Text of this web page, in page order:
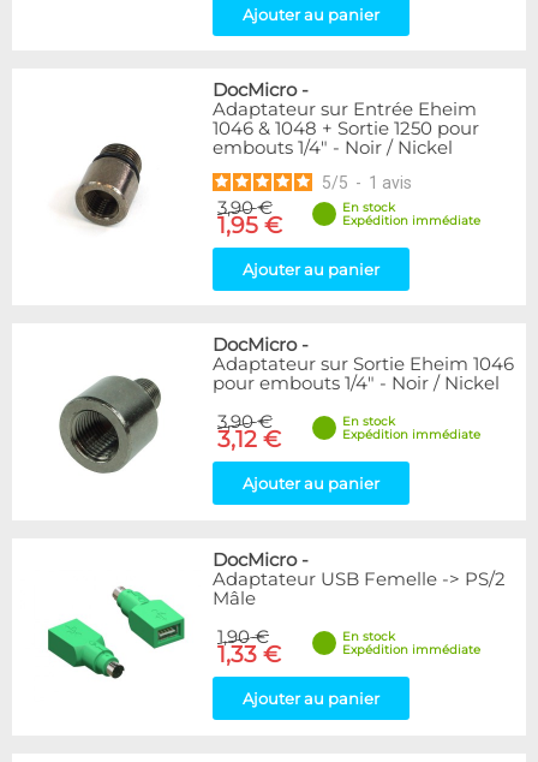
Ajouter au panier
DocMicro-
Adaptateur sur Entrée Eheim
1046 & 1048 + Sortie 1250 pour
embouts 1/4" - Noir / Nickel
5/5 - 1 avis
3,90 €
1,95 €
En stock
Expédition immédiate
Ajouter au panier
DocMicro-
Adaptateur sur Sortie Eheim 1046
pour embouts 1/4" - Noir / Nickel
3,90 €
3,12 €
En stock
Expédition immédiate
Ajouter au panier
DocMicro-
Adaptateur USB Femelle -> PS/2
Mâle
1,90 €
1,33 €
En stock
Expédition immédiate
Ajouter au panier